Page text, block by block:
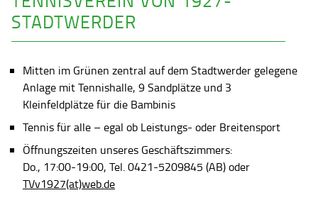
STADTWERDER
Mitten im Grünen zentral auf dem Stadtwerder gelegene
Anlage mit Tennishalle, 9 Sandplätze und 3
Kleinfeldplätze für die Bambinis
Tennis für alle – egal ob Leistungs- oder Breitensport
Öffnungszeiten unseres Geschäftszimmers:
Do., 17:00-19:00, Tel. 0421-5209845 (AB) oder
TVv1927(at)web.de